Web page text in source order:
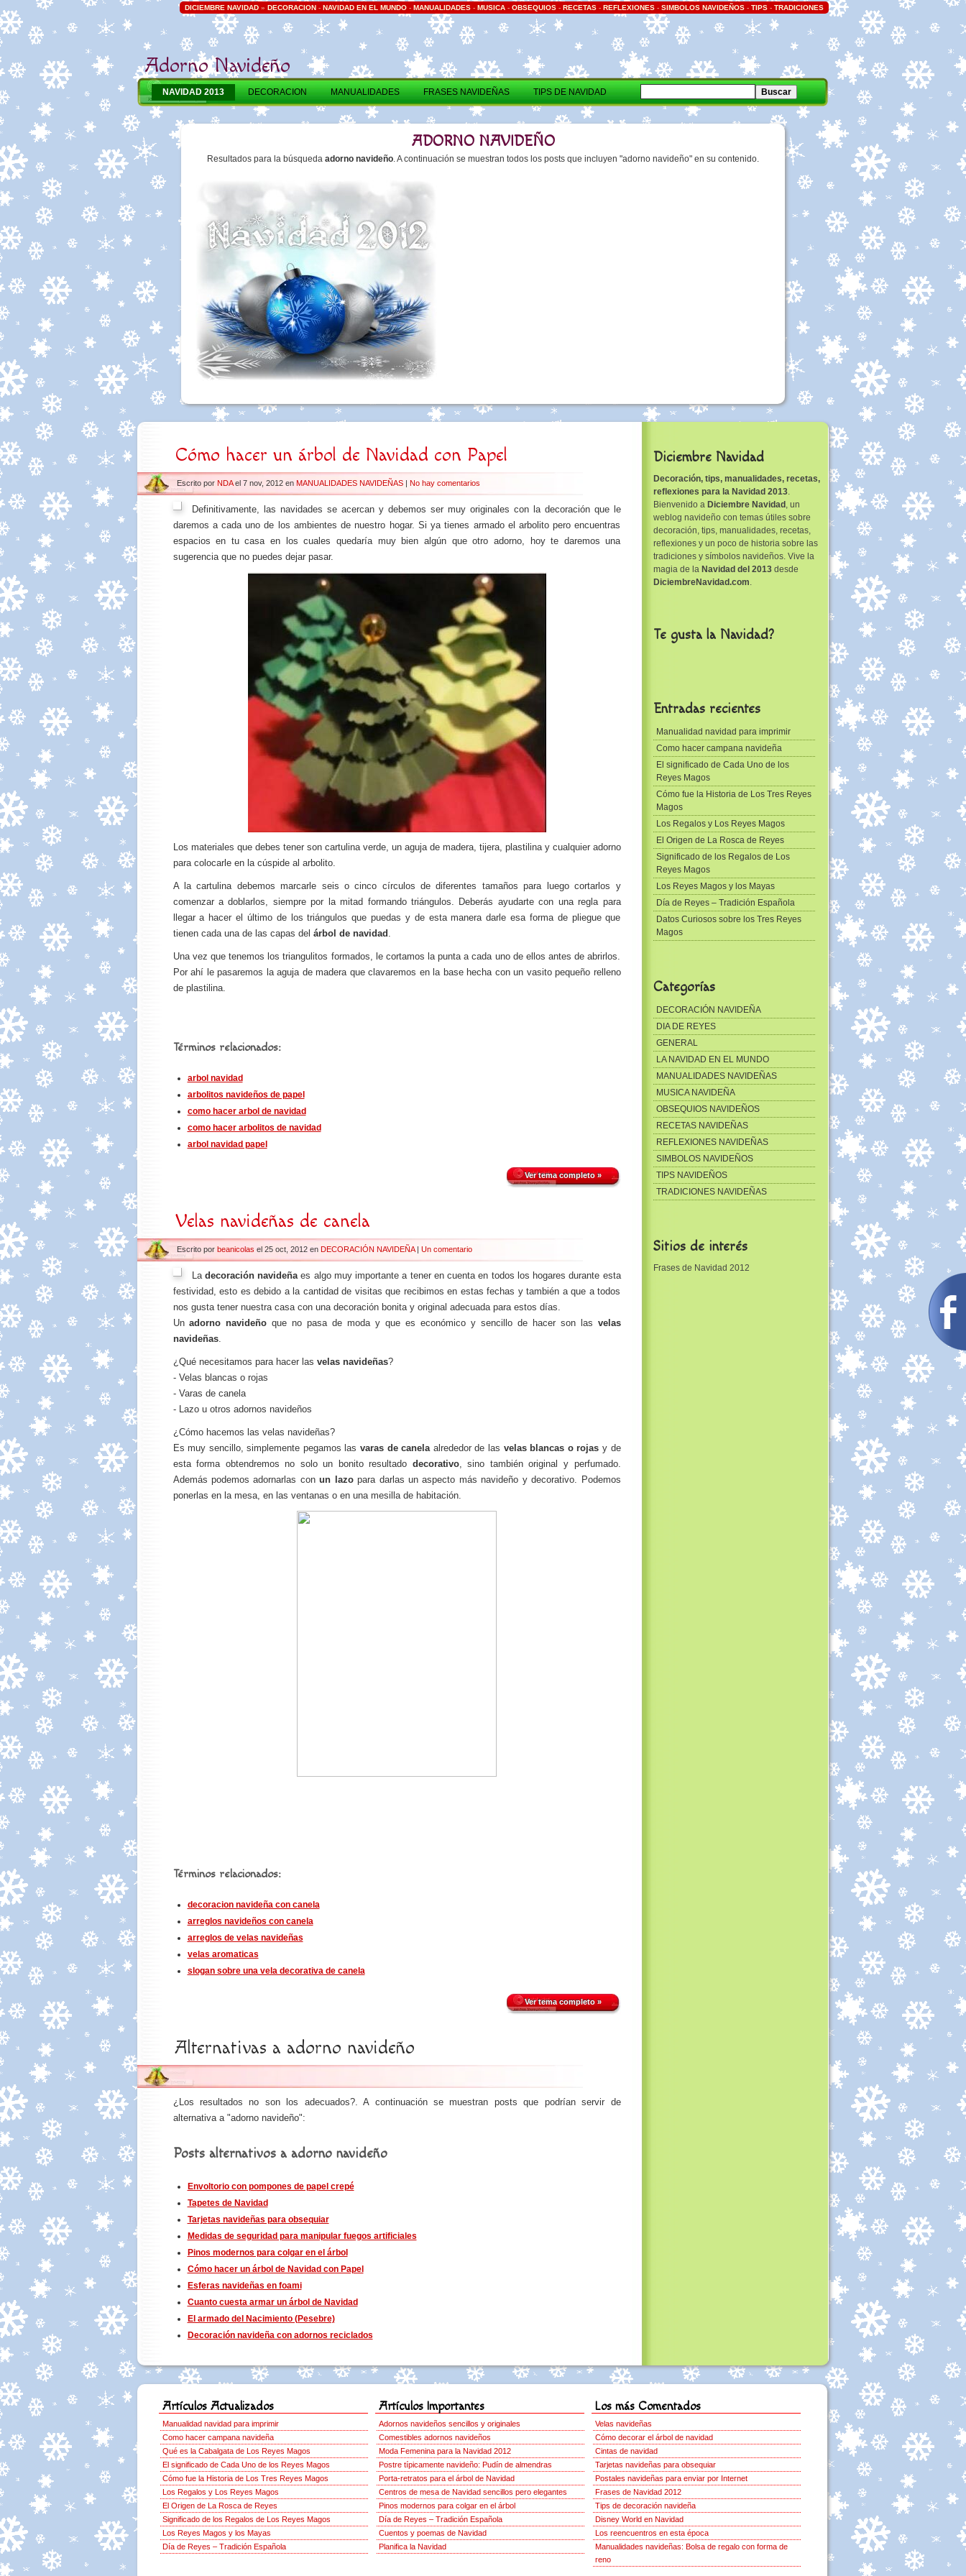
DICIEMBRE NAVIDAD» DECORACION- NAVIDAD EN EL MUNDO- MANUALIDADES- MUSICA- OBSEQUIOS- RECETAS- REFLEXIONES- SIMBOLOS NAVIDEÑOS- TIPS- TRADICIONES
Adorno Navideño
NAVIDAD 2013 DECORACION MANUALIDADES FRASES NAVIDEÑAS TIPS DE NAVIDAD
ADORNO NAVIDEÑO
Resultados para la búsqueda adorno navideño. A continuación se muestran todos los posts que incluyen "adorno navideño" en su contenido.
Cómo hacer un árbol de Navidad con Papel
Escrito por NDAel 7 nov, 2012 en MANUALIDADES NAVIDEÑAS| No hay comentarios
Definitivamente, las navidades se acercan y debemos ser muy originales con la decoración que le
daremos a cada uno de los ambientes de nuestro hogar. Si ya tienes armado el arbolito pero encuentras
espacios en tu casa en los cuales quedaría muy bien algún que otro adorno, hoy te daremos una
sugerencia que no puedes dejar pasar.
Los materiales que debes tener son cartulina verde, un aguja de madera, tijera, plastilina y cualquier adorno
para colocarle en la cúspide al arbolito.
A la cartulina debemos marcarle seis o cinco círculos de diferentes tamaños para luego cortarlos y
comenzar a doblarlos, siempre por la mitad formando triángulos. Deberás ayudarte con una regla para
llegar a hacer el último de los triángulos que puedas y de esta manera darle esa forma de pliegue que
tienen cada una de las capas del árbol de navidad .
Una vez que tenemos los triangulitos formados, le cortamos la punta a cada uno de ellos antes de abrirlos.
Por ahí le pasaremos la aguja de madera que clavaremos en la base hecha con un vasito pequeño relleno
de plastilina.
Términos relacionados:
arbol navidad
arbolitos navideños de papel
como hacer arbol de navidad
como hacer arbolitos de navidad
arbol navidad papel
Ver tema completo »
Velas navideñas de canela
Escrito por beanicolas el 25 oct, 2012 en DECORACIÓN NAVIDEÑA| Un comentario
La decoración navideñaes algo muy importante a tener en cuenta en todos los hogares durante esta
festividad, esto es debido a la cantidad de visitas que recibimos en estas fechas y también a que a todos
nos gusta tener nuestra casa con una decoración bonita y original adecuada para estos días.
Unadorno navideño que no pasa de moda y que es económico y sencillo de hacer son las velas
navideñas.
¿Qué necesitamos para hacer las velas navideñas?
- Velas blancas o rojas
- Varas de canela
- Lazo u otros adornos navideños
¿Cómo hacemos las velas navideñas?
Es muy sencillo, simplemente pegamos lasvaras de canelaalrededor de las velas blancas o rojas y de
esta forma obtendremos no solo un bonito resultado decorativo, sino también original y perfumado.
Además podemos adornarlas conun lazopara darlas un aspecto más navideño y decorativo. Podemos
ponerlas en la mesa, en las ventanas o en una mesilla de habitación.
Términos relacionados:
decoracion navideña con canela
arreglos navideños con canela
arreglos de velas navideñas
velas aromaticas
slogan sobre una vela decorativa de canela
Ver tema completo »
Alternativas a adorno navideño
¿Los resultados no son los adecuados?. A continuación se muestran posts que podrían servir de
alternativa a "adorno navideño":
Posts alternativos a adorno navideño
Envoltorio con pompones de papel crepé
Tapetes de Navidad
Tarjetas navideñas para obsequiar
Medidas de seguridad para manipular fuegos artificiales
Pinos modernos para colgar en el árbol
Cómo hacer un árbol de Navidad con Papel
Esferas navideñas en foami
Cuanto cuesta armar un árbol de Navidad
El armado del Nacimiento (Pesebre)
Decoración navideña con adornos reciclados
Diciembre Navidad
Decoración, tips, manualidades, recetas,
reflexiones para la Navidad 2013.
Bienvenido a Diciembre Navidad , un
weblog navideño con temas útiles sobre
decoración, tips, manualidades, recetas,
reflexiones y un poco de historia sobre las
tradiciones y símbolos navideños. Vive la
magia de la Navidad del 2013desde
DiciembreNavidad.com.
Te gusta la Navidad?
Entradas recientes
Manualidad navidad para imprimir
Como hacer campana navideña
El significado de Cada Uno de los
Reyes Magos
Cómo fue la Historia de Los Tres Reyes
Magos
Los Regalos y Los Reyes Magos
El Origen de La Rosca de Reyes
Significado de los Regalos de Los
Reyes Magos
Los Reyes Magos y los Mayas
Día de Reyes – Tradición Española
Datos Curiosos sobre los Tres Reyes
Magos
Categorías
DECORACIÓN NAVIDEÑA
DIA DE REYES
GENERAL
LA NAVIDAD EN EL MUNDO
MANUALIDADES NAVIDEÑAS
MUSICA NAVIDEÑA
OBSEQUIOS NAVIDEÑOS
RECETAS NAVIDEÑAS
REFLEXIONES NAVIDEÑAS
SIMBOLOS NAVIDEÑOS
TIPS NAVIDEÑOS
TRADICIONES NAVIDEÑAS
Sitios de interés
Frases de Navidad 2012
Artículos Actualizados
Manualidad navidad para imprimir
Como hacer campana navideña
Qué es la Cabalgata de Los Reyes Magos
El significado de Cada Uno de los Reyes Magos
Cómo fue la Historia de Los Tres Reyes Magos
Los Regalos y Los Reyes Magos
El Origen de La Rosca de Reyes
Significado de los Regalos de Los Reyes Magos
Los Reyes Magos y los Mayas
Día de Reyes – Tradición Española
Artículos Importantes
Adornos navideños sencillos y originales
Comestibles adornos navideños
Moda Femenina para la Navidad 2012
Postre típicamente navideño: Pudín de almendras
Porta-retratos para el árbol de Navidad
Centros de mesa de Navidad sencillos pero elegantes
Pinos modernos para colgar en el árbol
Día de Reyes – Tradición Española
Cuentos y poemas de Navidad
Planifica la Navidad
Los más Comentados
Velas navideñas
Cómo decorar el árbol de navidad
Cintas de navidad
Tarjetas navideñas para obsequiar
Postales navideñas para enviar por Internet
Frases de Navidad 2012
Tips de decoración navideña
Disney World en Navidad
Los reencuentros en esta época
Manualidades navideñas: Bolsa de regalo con forma de
reno